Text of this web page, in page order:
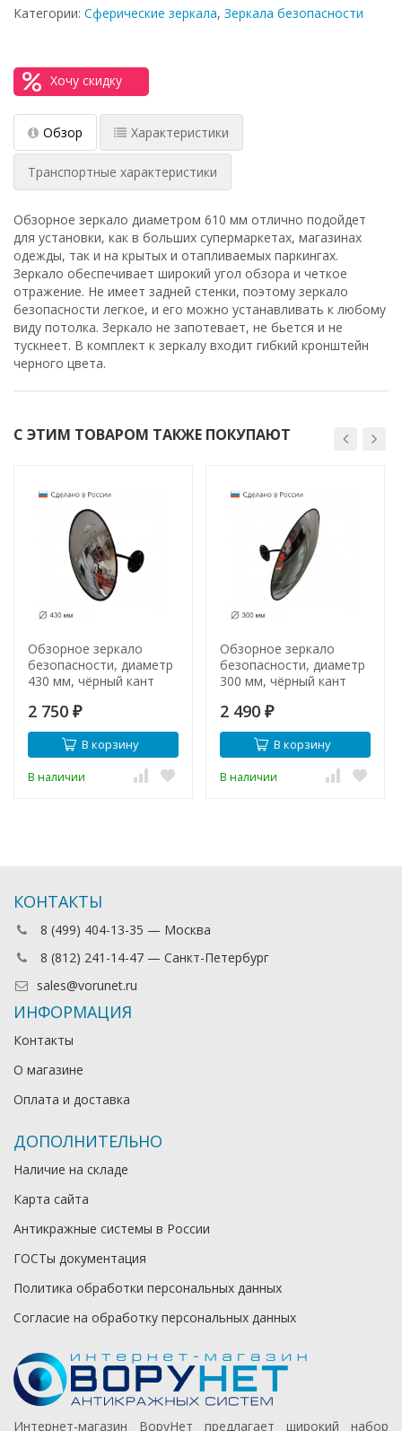
Категории: Сферические зеркала, Зеркала безопасности
Хочу скидку
Обзор Характеристики
Транспортные характеристики
Обзорное зеркало диаметром 610 мм отлично подойдет
для установки, как в больших супермаркетах, магазинах
одежды, так и на крытых и отапливаемых паркингах.
Зеркало обеспечивает широкий угол обзора и четкое
отражение. Не имеет задней стенки, поэтому зеркало
безопасности легкое, и его можно устанавливать к любому
виду потолка. Зеркало не запотевает, не бьется и не
тускнеет. В комплект к зеркалу входит гибкий кронштейн
черного цвета.
С ЭТИМ ТОВАРОМ ТАКЖЕ ПОКУПАЮТ
Обзорное зеркало
безопасности, диаметр
430 мм, чёрный кант
2 750 ₽
В корзину
В наличии
Обзорное зеркало
безопасности, диаметр
300 мм, чёрный кант
2 490 ₽
В корзину
В наличии
КОНТАКТЫ
8 (499) 404-13-35 — Москва
8 (812) 241-14-47 — Санкт-Петербург
sales@vorunet.ru
ИНФОРМАЦИЯ
Контакты
О магазине
Оплата и доставка
ДОПОЛНИТЕЛЬНО
Наличие на складе
Карта сайта
Антикражные системы в России
ГОСТы документация
Политика обработки персональных данных
Согласие на обработку персональных данных
Интернет-магазин ВоруНет предлагает широкий набор